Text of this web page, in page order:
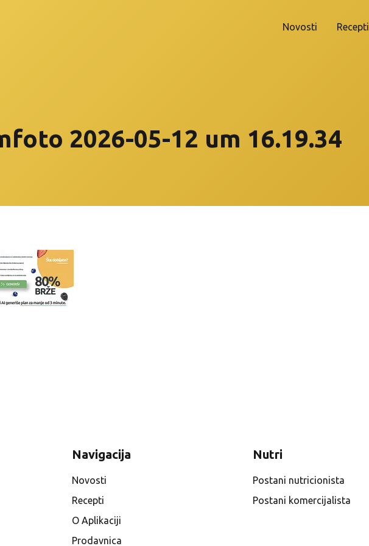
Novosti Recepti
2026-05-12 um 16.19.34
Navigacija
Novosti
Recepti
O Aplikaciji
Prodavnica
Nutri
Postani nutricionista
Postani komercijalista